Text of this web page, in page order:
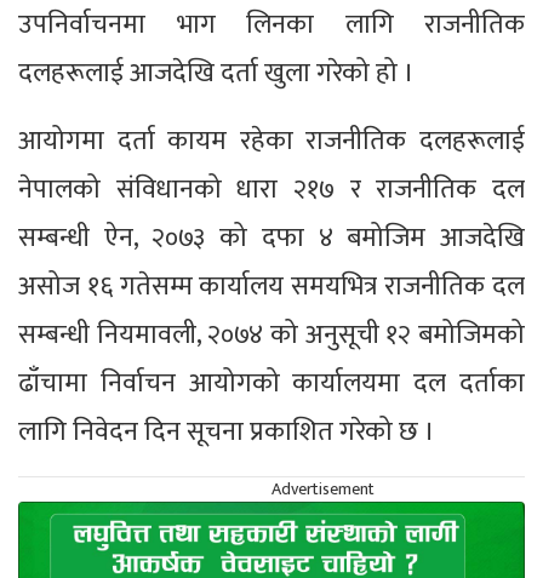
उपनिर्वाचनमा भाग लिनका लागि राजनीतिक
दलहरूलाई आजदेखि दर्ता खुला गरेको हो ।
आयोगमा दर्ता कायम रहेका राजनीतिक दलहरूलाई
नेपालको संविधानको धारा २१७ र राजनीतिक दल
सम्बन्धी ऐन, २०७३ को दफा ४ बमोजिम आजदेखि
असोज १६ गतेसम्म कार्यालय समयभित्र राजनीतिक दल
सम्बन्धी नियमावली, २०७४ को अनुसूची १२ बमोजिमको
ढाँचामा निर्वाचन आयोगको कार्यालयमा दल दर्ताका
लागि निवेदन दिन सूचना प्रकाशित गरेको छ ।